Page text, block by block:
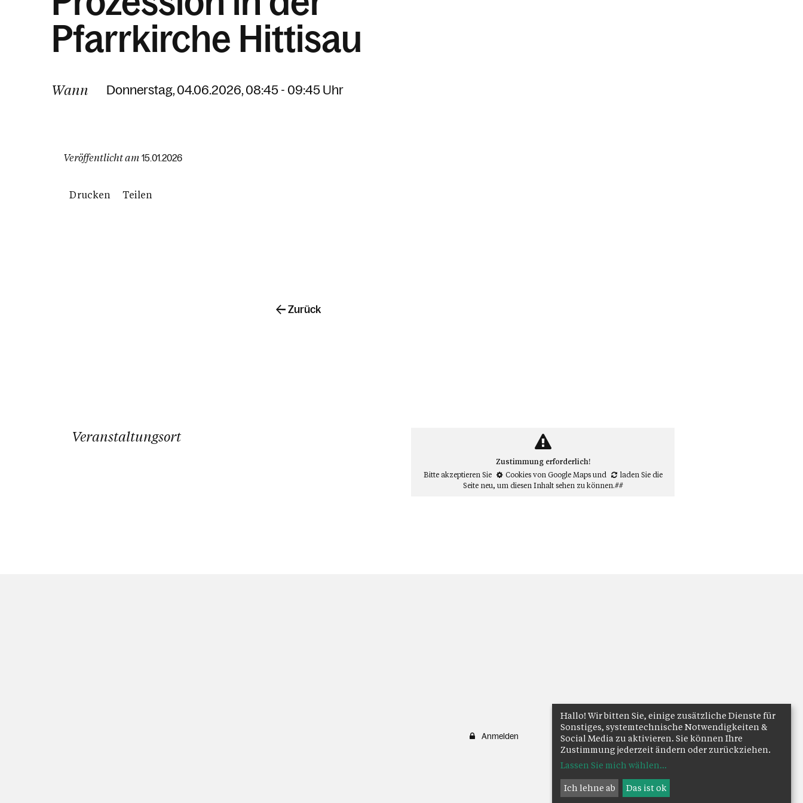
Pfarrkirche Hittisau
Wann Donnerstag, 04.06.2026, 08:45 - 09:45 Uhr
Veröffentlicht am 15.01.2026
Drucken Teilen
Zurück
Veranstaltungsort
Zustimmung erforderlich!
Bitte akzeptieren Sie
Cookies von Google Mapsund
laden Sie die
Seite neu, um diesen Inhalt sehen zu können.##
Anmelden
Hallo! Wir bitten Sie, einige zusätzliche Dienste für
Sonstiges, systemtechnische Notwendigkeiten &
Social Media zu aktivieren. Sie können Ihre
Zustimmung jederzeit ändern oder zurückziehen.
Lassen Sie mich wählen...
Ich lehne ab Das ist ok